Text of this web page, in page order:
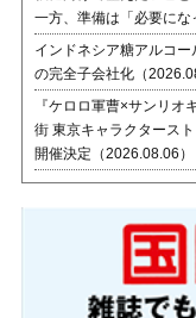
一方、準備は「必要にな
インドネシア糖アルコ
の完全子会社化（
『ケロロ軍曹×サンリオ
街 東京キャラクタース
開催決定（2026.08.06）